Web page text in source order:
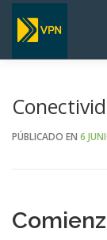
Saltar
contenido
TERMINOS DE
PÚBLICADO EN 6